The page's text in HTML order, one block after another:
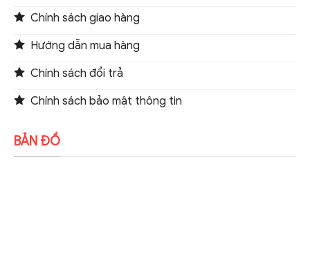
Chính sách giao hàng
Hướng dẫn mua hàng
Chính sách đổi trả
Chính sách bảo mật thông tin
BẢN ĐỒ